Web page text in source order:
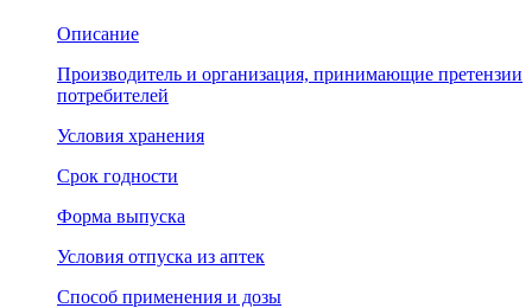
Описание
Производитель и организация, принимающие претензии
потребителей
Условия хранения
Срок годности
Форма выпуска
Условия отпуска из аптек
Способ применения и дозы